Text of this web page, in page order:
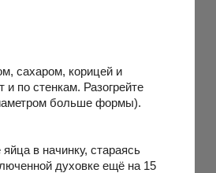
сахаром, корицей и
по стенкам. Разогрейте
больше формы).
в начинку, стараясь
духовке ещё на 15